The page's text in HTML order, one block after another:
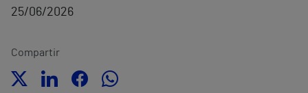
25/06/2026
Compartir